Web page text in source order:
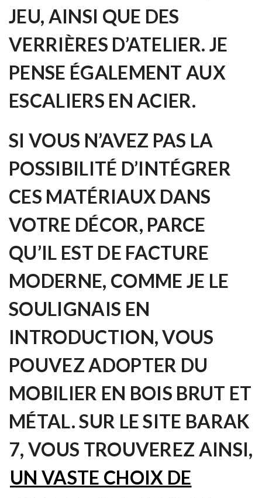
JEU, AINSI QUE DES
VERRIÈRES D’ATELIER. JE
PENSE ÉGALEMENT AUX
ESCALIERS EN ACIER.
SI VOUS N’AVEZ PAS LA
POSSIBILITÉ D’INTÉGRER
CES MATÉRIAUX DANS
VOTRE DÉCOR, PARCE
QU’IL EST DE FACTURE
MODERNE, COMME JE LE
SOULIGNAIS EN
INTRODUCTION, VOUS
POUVEZ ADOPTER DU
MOBILIER EN BOIS BRUT ET
MÉTAL. SUR LE SITE BARAK
7, VOUS TROUVEREZ AINSI,
UN VASTE CHOIX DE